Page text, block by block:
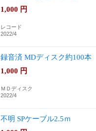
1,000 円
レコード
2022/4
録音済 MDディスク約100本
1,000 円
ＭＤディスク
2022/4
不明 SPケーブル2.5ｍ